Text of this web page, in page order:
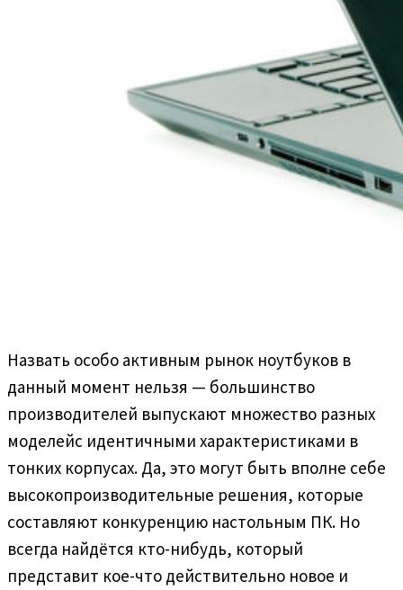
Назвать особо активным рынок ноутбуков в
данный момент нельзя — большинство
производителей выпускают множество разных
моделейс идентичными характеристиками в
тонких корпусах. Да, это могут быть вполне себе
высокопроизводительные решения, которые
составляют конкуренцию настольным ПК. Но
всегда найдётся кто-нибудь, который
представит кое-что действительно новое и